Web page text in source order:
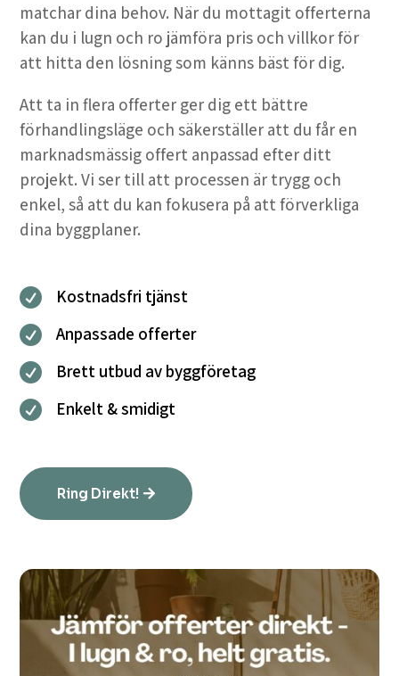
matchar dina behov. När du mottagit offerterna
kan du i lugn och ro jämföra pris och villkor för
att hitta den lösning som känns bäst för dig.
Att ta in flera offerter ger dig ett bättre
förhandlingsläge och säkerställer att du får en
marknadsmässig offert anpassad efter ditt
projekt. Vi ser till att processen är trygg och
enkel, så att du kan fokusera på att förverkliga
dina byggplaner.
 Kostnadsfri tjänst
 Anpassade offerter
 Brett utbud av byggföretag
 Enkelt & smidigt
Ring Direkt!